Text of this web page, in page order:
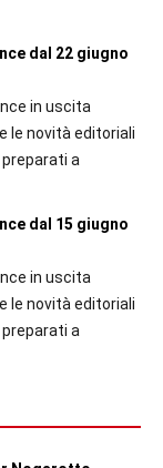
dal 22 giugno
in uscita
le novità editoriali
a
dal 15 giugno
in uscita
le novità editoriali
a